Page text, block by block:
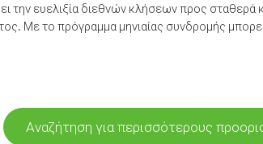
ευελιξία διεθνών κλήσεων προς σταθερά
Με το πρόγραμμα μηνιαίας συνδρομής
Αναζήτηση για περισσότερους